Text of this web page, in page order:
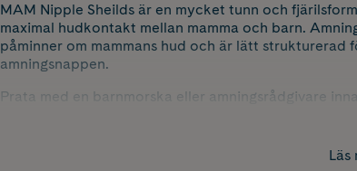
MAM Nipple Sheilds är en mycket tunn och
maximal hudkontakt mellan mamma och barn.
påminner om mammans hud och är lätt strukturerad
amningsnappen.
Prata med en barnmorska eller amningsrådgivare
Läs